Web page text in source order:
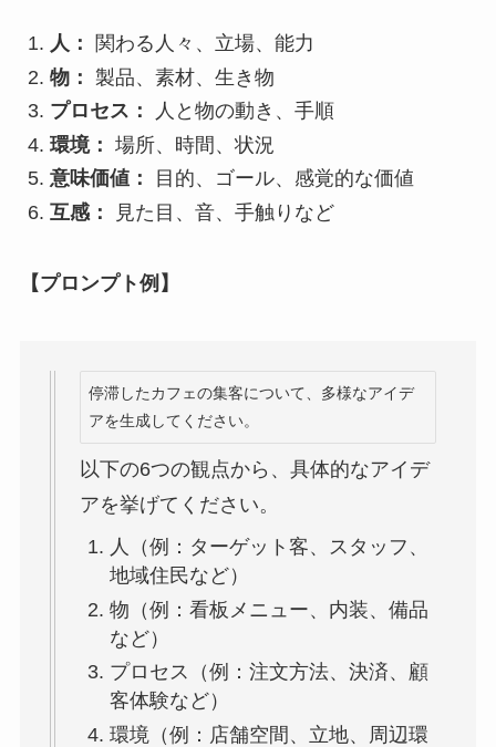
人：
関わる人々、立場、能力
物：
製品、素材、生き物
プロセス：
人と物の動き、手順
環境： 場所、時間、状況
意味価値：
目的、ゴール、感覚的な価値
互感：
見た目、音、手触りなど
【プロンプト例】
停滞したカフェの集客について、多様なアイデ
アを生成してください。
以下の6つの観点から、具体的なアイデ
アを挙げてください。
人（例：ターゲット客、スタッフ、
地域住民など）
物（例：看板メニュー、内装、備品
など）
プロセス（例：注文方法、決済、顧
客体験など）
環境（例：店舗空間、立地、周辺環